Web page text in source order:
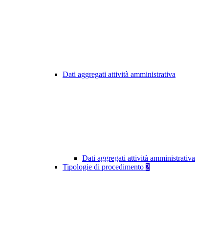
Dati aggregati attività amministrativa
Dati aggregati attività amministrativa
Tipologie di procedimento 2